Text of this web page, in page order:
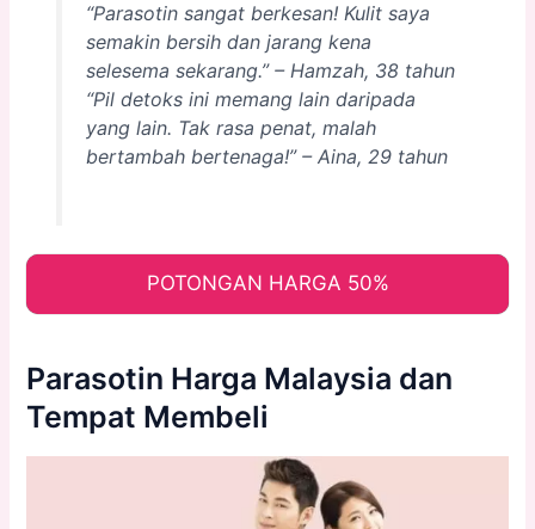
“Parasotin sangat berkesan! Kulit saya
semakin bersih dan jarang kena
selesema sekarang.” – Hamzah, 38 tahun
“Pil detoks ini memang lain daripada
yang lain. Tak rasa penat, malah
bertambah bertenaga!” – Aina, 29 tahun
POTONGAN HARGA 50%
Parasotin Harga Malaysia dan
Tempat Membeli